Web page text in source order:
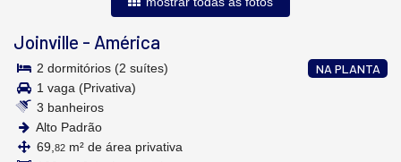
Joinville - América
NA PLANTA
2 dormitórios (2 suítes)
1 vaga (Privativa)
3 banheiros
Alto Padrão
69, 82 m² de área privativa